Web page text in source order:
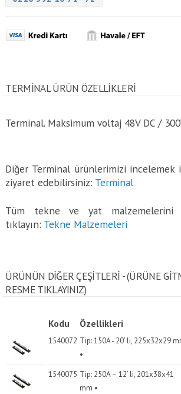
TERMINAL ÜRÜN ÖZELLİKLERİ
Terminal. Maksimum voltaj 48V DC /
Diğer Terminal ürünlerimizi incelemek
ziyaret edebilirsiniz: Terminal
Tüm tekne ve yat malzemelerini
tıklayın: Tekne Malzemeleri
ÜRÜNÜN DİĞER ÇEŞİTLERİ - (ÜRÜNE
RESME TIKLAYINIZ)
Kodu Özellikleri
1540072 Tip: 150A - 20’ li, 225x32x29
•
1540075 Tip: 250A – 12’ li, 201x38x41
mm •